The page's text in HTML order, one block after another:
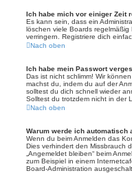
Ich habe mich vor einiger Zeit
Es kann sein, dass ein
löschen viele Boards
verringern. Registriere dich
Nach oben
Ich habe mein Passwort
Das ist nicht schlimm! Wir
machst du, indem du auf der
solltest du dich schnell wieder
Solltest du trotzdem nicht in der
Nach oben
Warum werde ich automatisch
Wenn du beim Anmelden das
Dies verhindert den Missbrauch
„Angemeldet bleiben“ beim
zum Beispiel in einem
Board-Administration